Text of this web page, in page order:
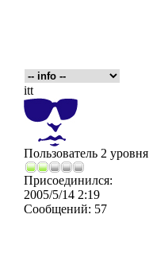
itt
Пользователь 2 уровня
Присоединился:
2005/5/14 2:19
Сообщений: 57